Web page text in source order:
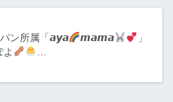
ン所属「𝙖𝙮𝙖 𝙢𝙖𝙢𝙖
」
よ …